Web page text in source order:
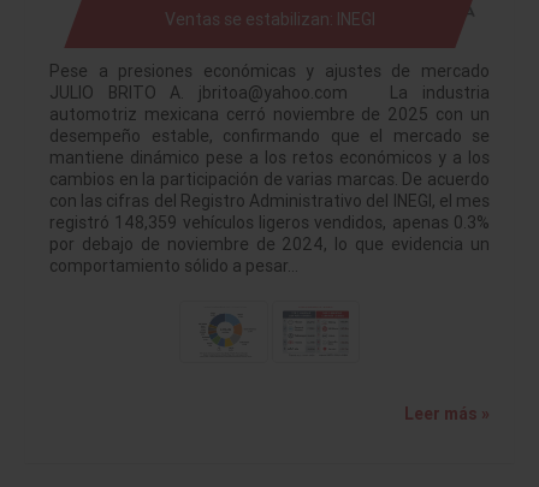
Ventas se estabilizan: INEGI
Pese a presiones económicas y ajustes de mercado
JULIO BRITO A. jbritoa@yahoo.com La industria
automotriz mexicana cerró noviembre de 2025 con un
desempeño estable, confirmando que el mercado se
mantiene dinámico pese a los retos económicos y a los
cambios en la participación de varias marcas. De acuerdo
con las cifras del Registro Administrativo del INEGI, el mes
registró 148,359 vehículos ligeros vendidos, apenas 0.3%
por debajo de noviembre de 2024, lo que evidencia un
comportamiento sólido a pesar…
Leer más »